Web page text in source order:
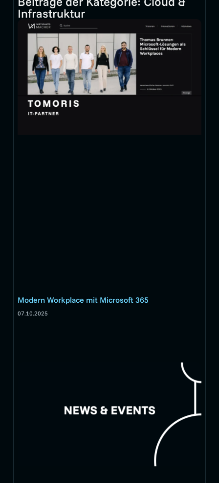
Infrastruktur
Modern Workplace mit Microsoft 365
07.10.2025